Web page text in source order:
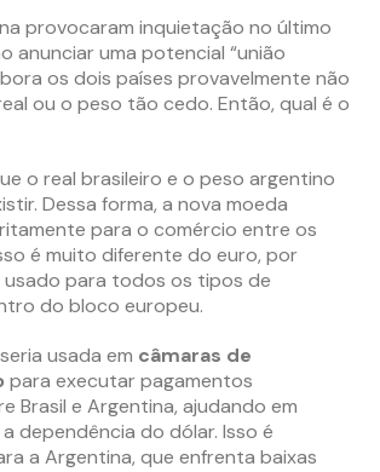
provocaram inquietação no último
anunciar uma potencial “união
os dois países provavelmente não
ou o peso tão cedo. Então, qual é o
o real brasileiro e o peso argentino
Dessa forma, a nova moeda
para o comércio entre os
é muito diferente do euro, por
usado para todos os tipos de
do bloco europeu.
usada em câmaras de
para executar pagamentos
Brasil e Argentina, ajudando em
dependência do dólar. Isso é
a Argentina, que enfrenta baixas